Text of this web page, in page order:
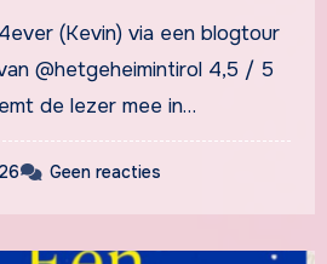
@hetgeheimintirol 4,5 / 5
de lezer mee in…
Geen reacties